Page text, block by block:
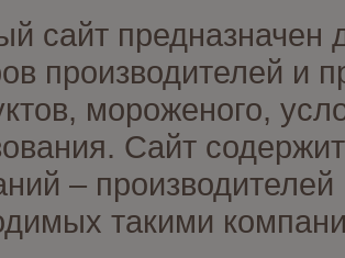
сайт предназначен
производителей и
мороженого,
Сайт
–
такими